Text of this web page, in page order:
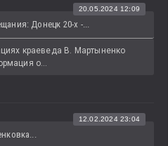
Донецк 20-х -...
20.05.2024 12:09
краеведа В. Мартыненко
о...
12.02.2024 23:04